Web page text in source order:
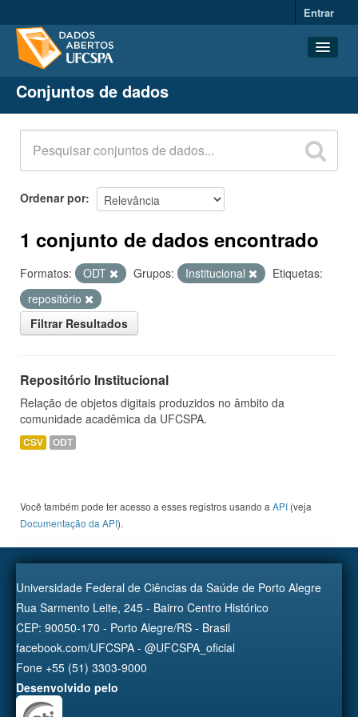
Entrar
Conjuntos de dados
Organizações
Grupos
Sobre
Conjuntos de dados
Ordenar por
1 conjunto de dados encontrado
Formatos: ODT Grupos: Institucional
Etiquetas:
repositório
Filtrar Resultados
Repositório Institucional
Relação de objetos digitais produzidos no âmbito da
comunidade acadêmica da UFCSPA.
CSV ODT
Você também pode ter acesso a esses registros usando a API (veja
Documentação da API).
Universidade Federal de Ciências da Saúde de Porto Alegre
Rua Sarmento Leite, 245 - Bairro Centro Histórico
CEP: 90050-170 - Porto Alegre/RS - Brasil
facebook.com/UFCSPA - @UFCSPA_oficial
Fone +55 (51) 3303-9000
Desenvolvido pelo